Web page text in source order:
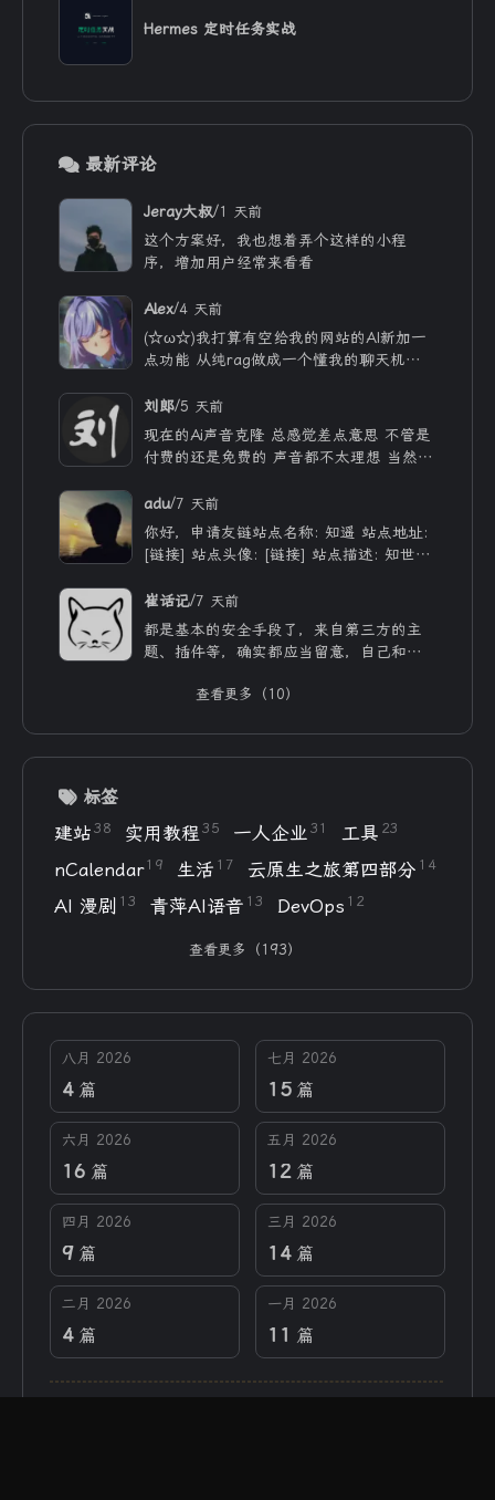
Hermes 定时任务实战
最新评论
Jeray大叔/1 天前
这个方案好，我也想着弄个这样的小程
序，增加用户经常来看看
Alex/4 天前
(☆ω☆)我打算有空给我的网站的AI新加一
点功能 从纯rag做成一个懂我的聊天机器
可以薅免费额度的API 还有DeepSeek的低
价API 太爽啦
刘郎/5 天前
现在的Ai声音克隆 总感觉差点意思 不管是
付费的还是免费的 声音都不太理想 当然
adu/7 天前
你好，申请友链站点名称: 知遥 站点地址:
[链接] 站点头像: [链接] 站点描述: 知世故
崔话记/7 天前
都是基本的安全手段了，来自第三方的主
题、插件等，确实都应当留意，自己和用ai
查看更多（10）
标签
建站 38 实用教程 35 一人企业 31 工具 23
nCalendar 19 生活 17 云原生之旅第四部分 14
AI 漫剧 13 青萍AI语音 13 DevOps 12
查看更多（193）
八月 2026
4 篇
七月 2026
15 篇
六月 2026
16 篇
五月 2026
12 篇
四月 2026
9 篇
三月 2026
14 篇
二月 2026
4 篇
一月 2026
11 篇